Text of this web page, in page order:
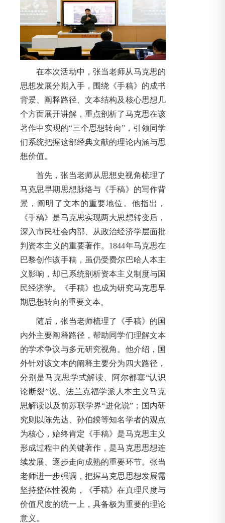
在本次活动中，张当老师从马克思的
思想发展分期入手，围绕《手稿》的成书
背景、阐释路径、文本结构及核心思想几
个方面展开讲解，重点剖析了马克思在该
著作中实现的“三个思想转向”，引领同学
们系统把握这部经典文献的理论内涵与思
想价值。
首先，张当老师从思想史视角梳理了
马克思早期思想脉络与《手稿》的写作背
景，阐明了文本的重要地位。他指出，
《手稿》是马克思实现两大思想转变后，
深入市民社会内部、从政治经济学层面批
判资本主义的重要著作。1844年马克思在
巴黎创作该手稿，虽仍受费尔巴哈人本主
义影响，却已系统剖析资本主义制度与国
民经济学。《手稿》也成为研究马克思早
期思想转向的重要文本。
随后，张当老师梳理了《手稿》的国
内外主要阐释路径，帮助同学们理解文本
的学术争议与多元研究视角。他介绍，国
外针对该文本的阐释主要分为四大路径，
分别是马克思学式解读、阿尔都塞“认识
论断裂”说、法兰克福学派人本主义马克
思解读以及前苏联学界“进化说”；国内研
究则以陈先达、孙伯鍨等知名学者的观点
为核心，始终肯定《手稿》是马克思主义
形成过程中的关键著作，是马克思思想连
续发展、逐步走向成熟的重要环节。张当
老师进一步强调，把握马克思思想发展需
坚持整体性视角，《手稿》在真理尺度与
价值尺度的统一上，具备极为重要的理论
意义。